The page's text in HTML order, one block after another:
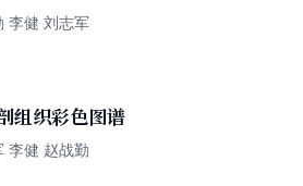
李健 刘志军
组织彩色图谱
李健 赵战勤